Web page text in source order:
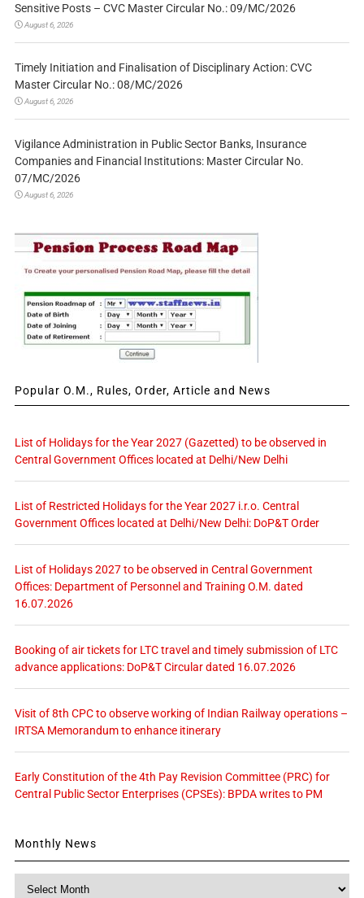
Sensitive Posts – CVC Master Circular No.: 09/MC/2026
August 6, 2026
Timely Initiation and Finalisation of Disciplinary Action: CVC
Master Circular No.: 08/MC/2026
August 6, 2026
Vigilance Administration in Public Sector Banks, Insurance
Companies and Financial Institutions: Master Circular No.
07/MC/2026
August 6, 2026
Popular O.M., Rules, Order, Article and News
List of Holidays for the Year 2027 (Gazetted) to be observed in
Central Government Offices located at Delhi/New Delhi
List of Restricted Holidays for the Year 2027 i.r.o. Central
Government Offices located at Delhi/New Delhi: DoP&T Order
List of Holidays 2027 to be observed in Central Government
Offices: Department of Personnel and Training O.M. dated
16.07.2026
Booking of air tickets for LTC travel and timely submission of LTC
advance applications: DoP&T Circular dated 16.07.2026
Visit of 8th CPC to observe working of Indian Railway operations –
IRTSA Memorandum to enhance itinerary
Early Constitution of the 4th Pay Revision Committee (PRC) for
Central Public Sector Enterprises (CPSEs): BPDA writes to PM
Monthly News